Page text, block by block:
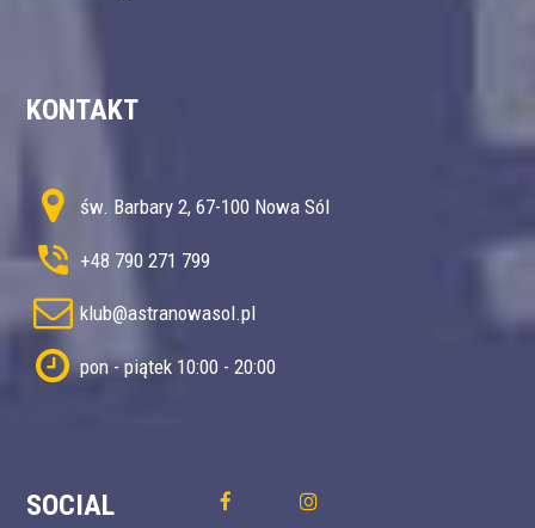
KONTAKT
św. Barbary 2, 67-100 Nowa Sól
+48 790 271 799
klub@astranowasol.pl
pon - piątek 10:00 - 20:00
SOCIAL